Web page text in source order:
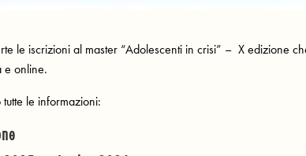
le iscrizioni al master “Adolescenti in crisi” – X edizione
e online.
tutte le informazioni: